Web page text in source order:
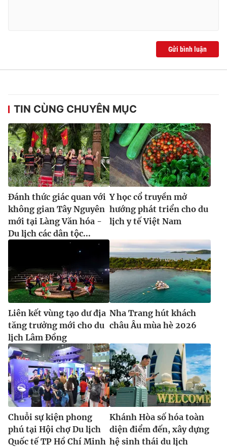
Gửi bình luận
TIN CÙNG CHUYÊN MỤC
Đánh thức giác quan với
không gian Tây Nguyên
mới tại Làng Văn hóa -
Du lịch các dân tộc...
Y học cổ truyền mở
hướng phát triển cho du
lịch y tế Việt Nam
Liên kết vùng tạo dư địa
tăng trưởng mới cho du
lịch Lâm Đồng
Nha Trang hút khách
châu Âu mùa hè 2026
Chuỗi sự kiện phong
phú tại Hội chợ Du lịch
Quốc tế TP Hồ Chí Minh
Khánh Hòa số hóa toàn
diện điểm đến, xây dựng
hệ sinh thái du lịch